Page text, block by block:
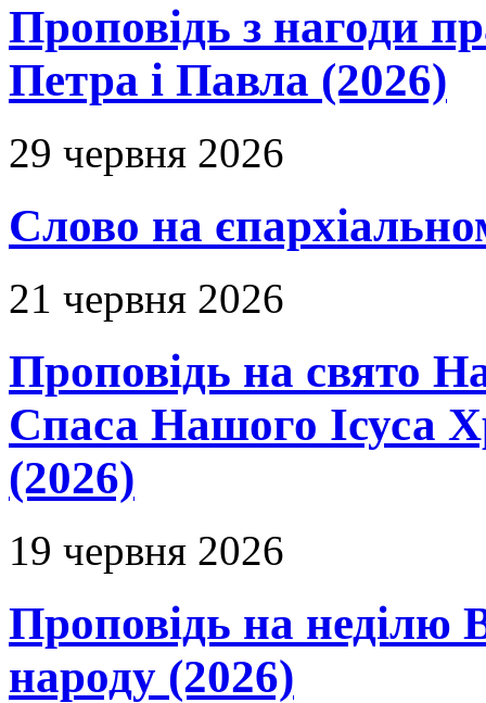
Проповідь з нагоди
Петра і Павла (2026)
29 червня 2026
Слово на
21 червня 2026
Проповідь на свято
Спаса Нашого Ісуса
(2026)
19 червня 2026
Проповідь на неділю
народу (2026)